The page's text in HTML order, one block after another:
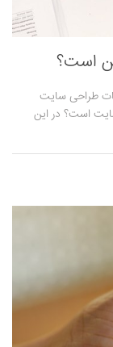
است؟
طراحی سایت
است؟ در این